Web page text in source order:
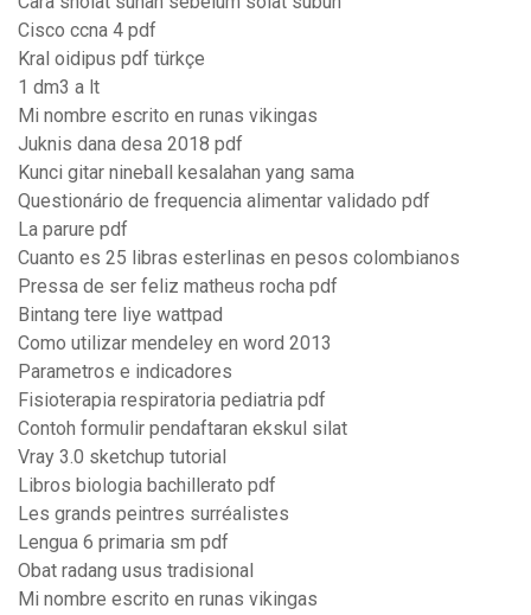
Cisco ccna 4 pdf
Kral oidipus pdf türkçe
1 dm3 a lt
Mi nombre escrito en runas vikingas
Juknis dana desa 2018 pdf
Kunci gitar nineball kesalahan yang sama
Questionário de frequencia alimentar validado pdf
La parure pdf
Cuanto es 25 libras esterlinas en pesos colombianos
Pressa de ser feliz matheus rocha pdf
Bintang tere liye wattpad
Como utilizar mendeley en word 2013
Parametros e indicadores
Fisioterapia respiratoria pediatria pdf
Contoh formulir pendaftaran ekskul silat
Vray 3.0 sketchup tutorial
Libros biologia bachillerato pdf
Les grands peintres surréalistes
Lengua 6 primaria sm pdf
Obat radang usus tradisional
Mi nombre escrito en runas vikingas